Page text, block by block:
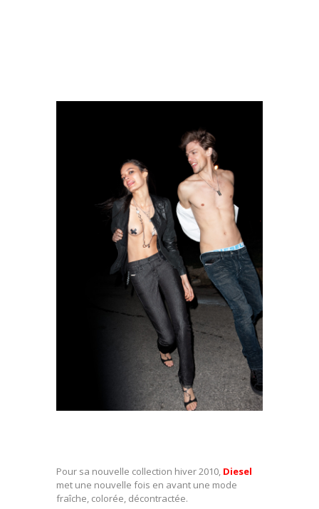
Pour sa nouvelle collection hiver 2010, Diesel
met une nouvelle fois en avant une mode
fraîche, colorée, décontractée.